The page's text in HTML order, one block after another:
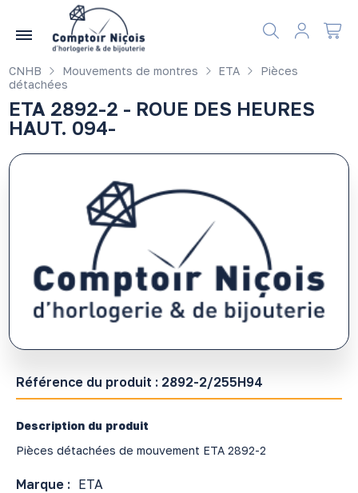
CNHB Mouvements de montres ETA
Pièces
détachées
ETA 2892-2 - ROUE DES HEURES
HAUT. 094-
Référence du produit : 2892-2/255H94
Description du produit
Pièces détachées de mouvement ETA 2892-2
Marque : ETA
Gérer les préférences en matière de cookies